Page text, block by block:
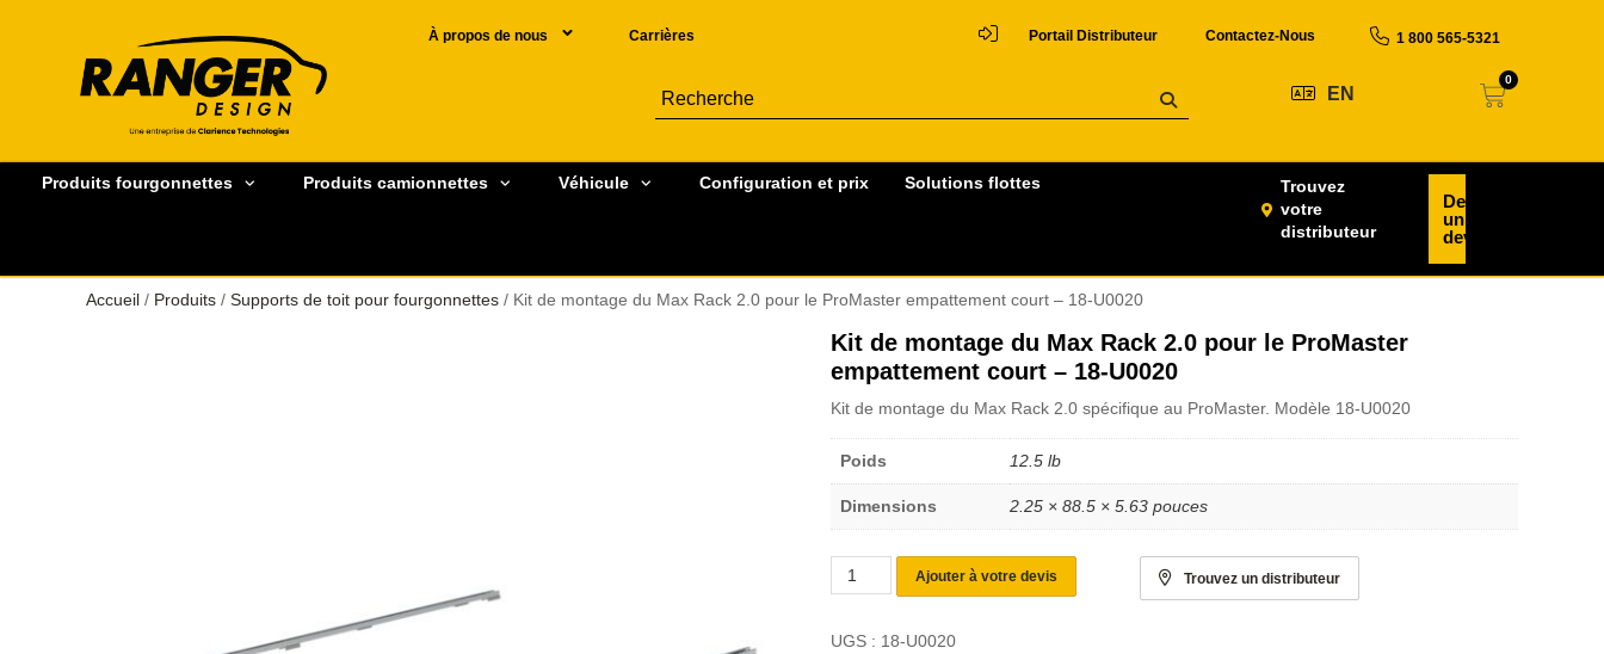
À propos de nous Carrières Portail Distributeur Contactez-Nous 1 800 565-5321
EN
0
Produits fourgonnettes Produits camionnettes Véhicule Configuration et prix Solutions flottes
Trouvez
votre
distributeur
Demander
un
devis
Accueil / Produits / Supports de toit pour fourgonnettes / Kit de montage du Max Rack 2.0 pour le ProMaster empattement court – 18-U0020
Kit de montage du Max Rack 2.0 pour le ProMaster
empattement court – 18-U0020
Kit de montage du Max Rack 2.0 spécifique au ProMaster. Modèle 18-U0020
Poids 12.5 lb
Dimensions 2.25 × 88.5 × 5.63 pouces
Ajouter à votre devis Trouvez un distributeur
UGS : 18-U0020